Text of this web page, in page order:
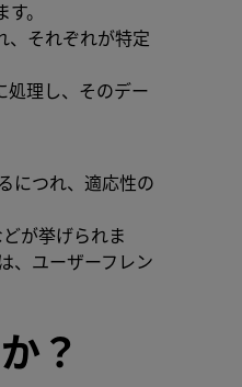
。
、それぞれが特定
処理し、そのデー
につれ、適応性の
が挙げられま
、ユーザーフレン
？